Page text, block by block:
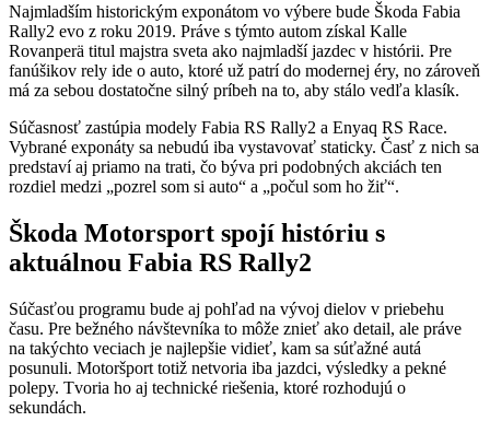
Najmladším historickým exponátom vo výbere bude Škoda Fabia
Rally2 evo z roku 2019. Práve s týmto autom získal Kalle
Rovanperä titul majstra sveta ako najmladší jazdec v histórii. Pre
fanúšikov rely ide o auto, ktoré už patrí do modernej éry, no zároveň
má za sebou dostatočne silný príbeh na to, aby stálo vedľa klasík.
Súčasnosť zastúpia modely Fabia RS Rally2 a Enyaq RS Race.
Vybrané exponáty sa nebudú iba vystavovať staticky. Časť z nich sa
predstaví aj priamo na trati, čo býva pri podobných akciách ten
rozdiel medzi „pozrel som si auto“ a „počul som ho žiť“.
Škoda Motorsport spojí históriu s
aktuálnou Fabia RS Rally2
Súčasťou programu bude aj pohľad na vývoj dielov v priebehu
času. Pre bežného návštevníka to môže znieť ako detail, ale práve
na takýchto veciach je najlepšie vidieť, kam sa súťažné autá
posunuli. Motoršport totiž netvoria iba jazdci, výsledky a pekné
polepy. Tvoria ho aj technické riešenia, ktoré rozhodujú o
sekundách.